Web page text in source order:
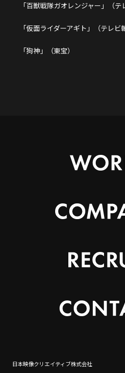
「百獣戦隊ガオレンジャー」（テ
「仮面ライダーアギト」（テレビ
「狗神」（東宝）
日本映像クリエイティブ株式会社